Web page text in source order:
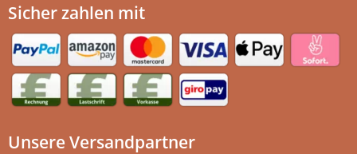
Sicher zahlen mit
Unsere Versandpartner